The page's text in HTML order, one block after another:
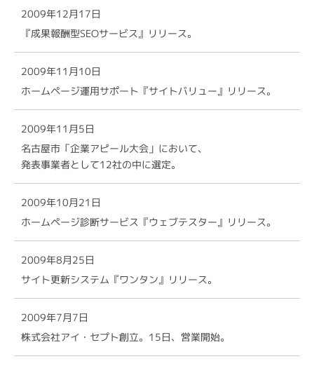
2009年12月17日
『成果報酬型SEOサービス』リリース。
2009年11月10日
ホームページ運用サポート『サイトバリュー』リリース。
2009年11月5日
名古屋市「企業アピール大会」において、
発表事業者として12社の中に選定。
2009年10月21日
ホームページ診断サービス『ウェブテスター』リリース。
2009年8月25日
サイト更新システム『ワンタン』リリース。
2009年7月7日
株式会社アイ・セプト創立。15日、営業開始。